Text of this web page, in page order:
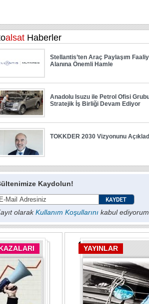
Kaydolun!
olarakKullanım Koşullarını kabul ediyorum.
YAYINLAR